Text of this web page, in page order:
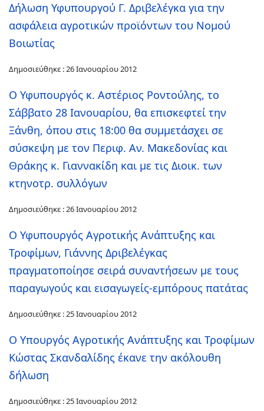
Δήλωση Υφυπουργού Γ. Δριβελέγκα για την
ασφάλεια αγροτικών προϊόντων του Νομού
Βοιωτίας
Δημοσιεύθηκε : 26 Ιανουαρίου 2012
O Υφυπουργός κ. Αστέριος Ροντούλης, το
Σάββατο 28 Ιανουαρίου, θα επισκεφτεί την
Ξάνθη, όπου στις 18:00 θα συμμετάσχει σε
σύσκεψη με τον Περιφ. Αν. Μακεδονίας και
Θράκης κ. Γιαννακίδη και με τις Διοικ. των
κτηνοτρ. συλλόγων
Δημοσιεύθηκε : 26 Ιανουαρίου 2012
Ο Υφυπουργός Αγροτικής Ανάπτυξης και
Τροφίμων, Γιάννης Δριβελέγκας
πραγματοποίησε σειρά συναντήσεων με τους
παραγωγούς και εισαγωγείς-εμπόρους πατάτας
Δημοσιεύθηκε : 25 Ιανουαρίου 2012
Ο Υπουργός Αγροτικής Ανάπτυξης και Τροφίμων
Κώστας Σκανδαλίδης έκανε την ακόλουθη
δήλωση
Δημοσιεύθηκε : 25 Ιανουαρίου 2012